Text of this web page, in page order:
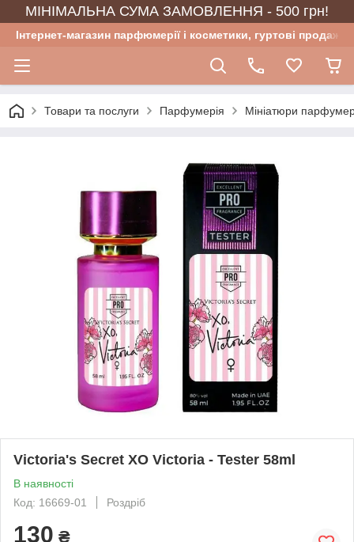
МІНІМАЛЬНА СУМА ЗАМОВЛЕННЯ - 500 грн!
Інтернет-магазин парфюмерії і косметики, гуртові продажі
Товари та послуги Парфумерія Мініатюри
Victoria's Secret XO Victoria - Tester 58ml
В наявності
Код: 16669-01
Роздріб
130 ₴